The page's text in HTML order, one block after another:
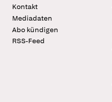
Kontakt
Mediadaten
Abo kündigen
RSS-Feed